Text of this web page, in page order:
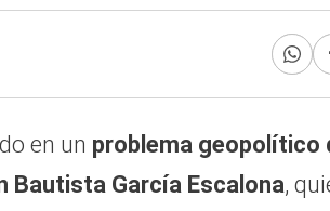
en un problema geopolítico
Bautista García Escalona,